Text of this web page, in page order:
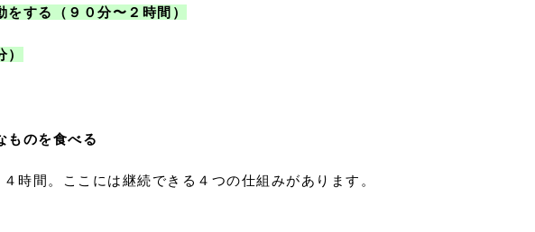
る（９０分〜２時間）
ものを食べる
時間。ここには継続できる４つの仕組みがあります。